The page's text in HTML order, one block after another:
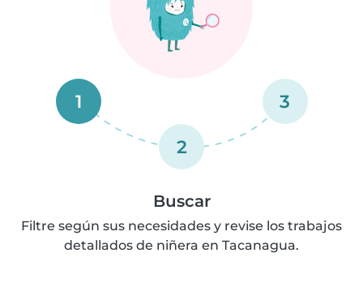
1
2
3
Buscar
Filtre según sus necesidades y revise los trabajos
detallados de niñera en Tacanagua.